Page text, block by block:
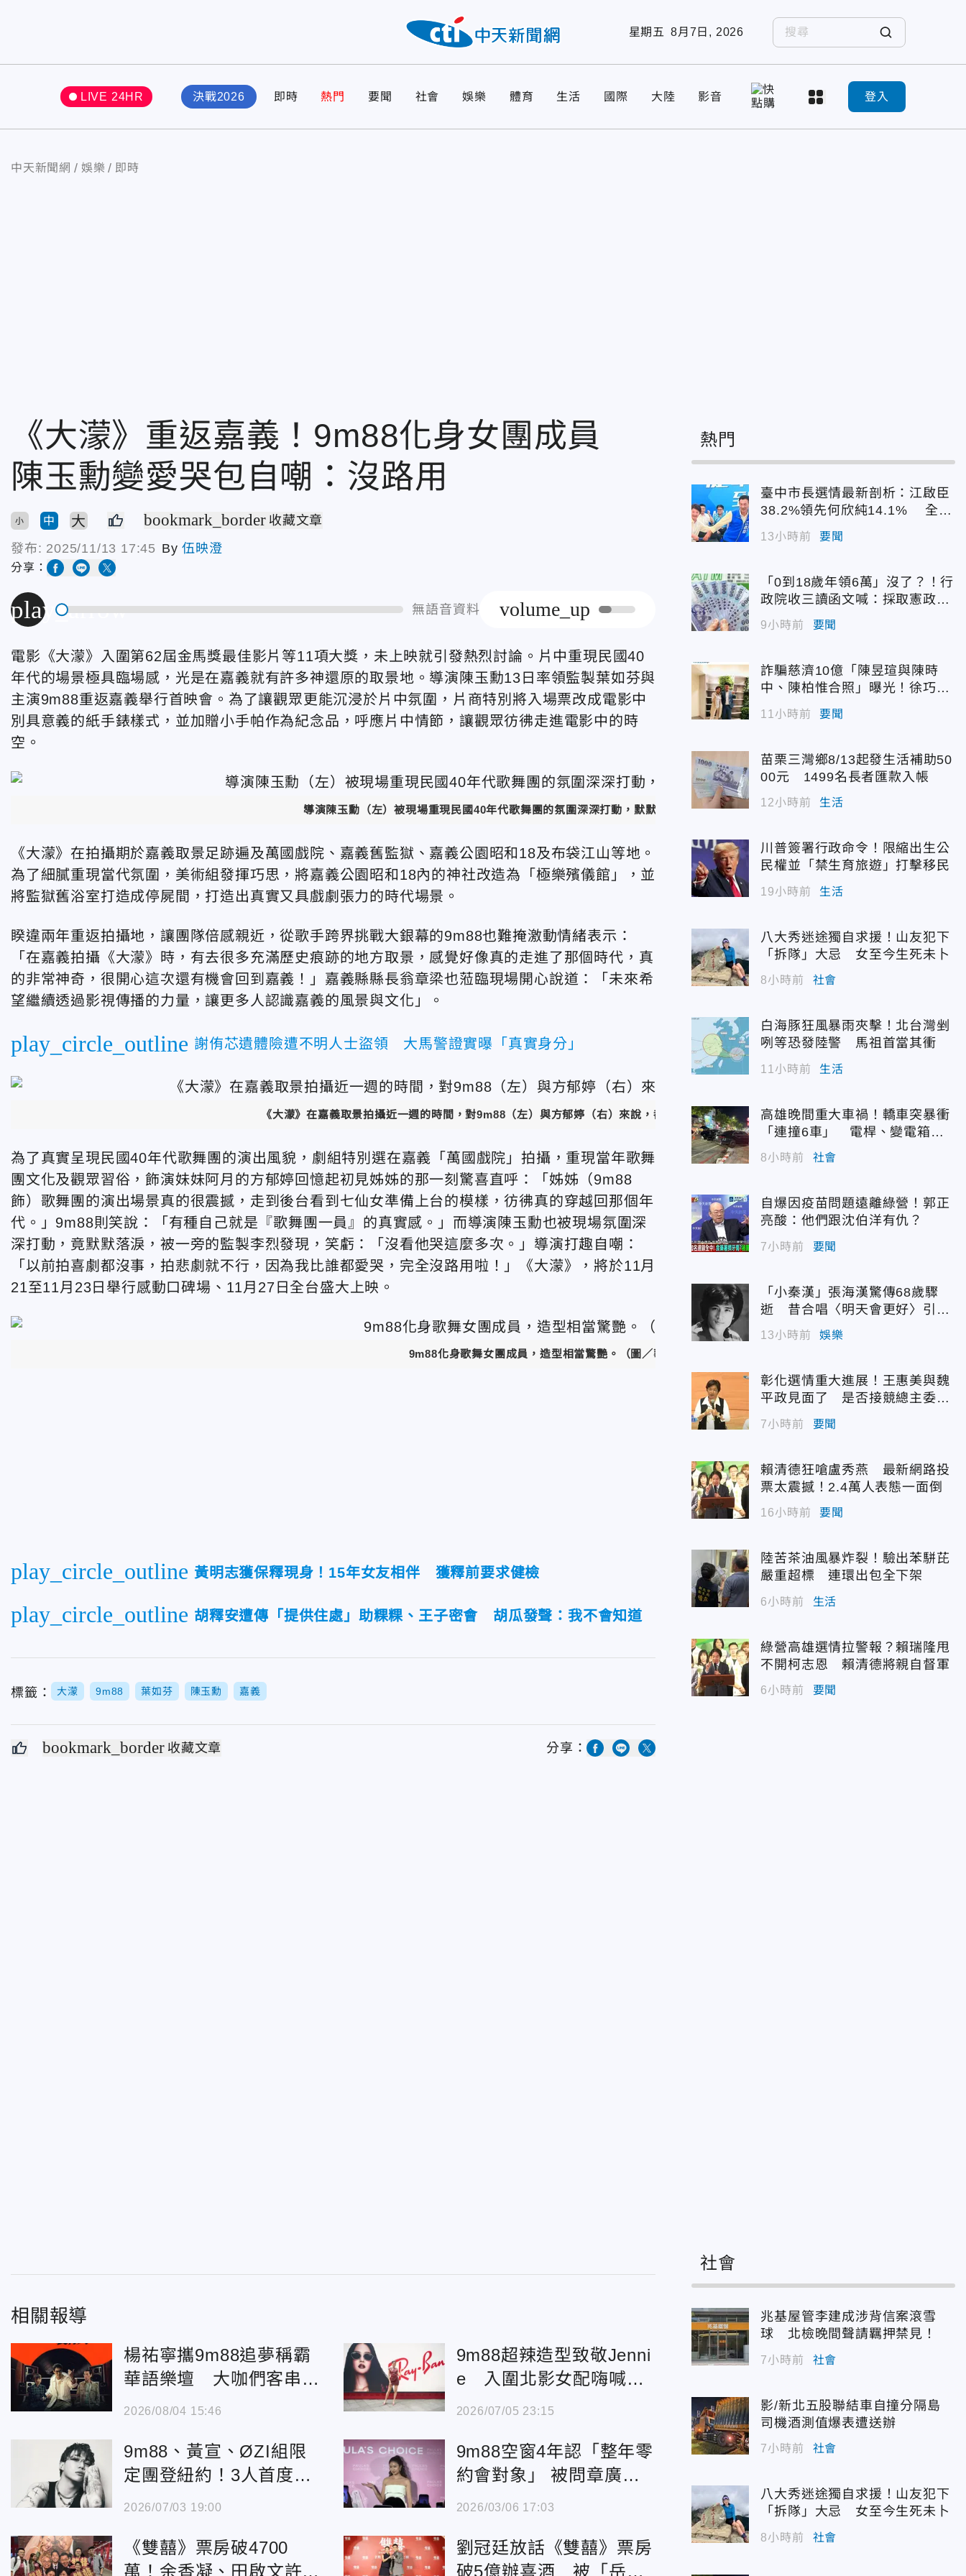
星期五 8月7日, 2026
LIVE 24HR 決戰2026 即時 熱門 要聞 社會 娛樂 體育 生活 國際 大陸 影音 登入
中天新聞網 娛樂 即時
《大濛》重返嘉義！9m88化身女團成員
陳玉勳變愛哭包自嘲：沒路用
小 中 大 bookmark_border 收藏文章
發布: 2025/11/13 17:45 By伍映澄
分享：
play_arrow 無語音資料 volume_up
電影《大濛》入圍第62屆金馬獎最佳影片等11項大獎，未上映就引發熱烈討論。片中重現民國40
年代的場景極具臨場感，光是在嘉義就有許多神還原的取景地。導演陳玉勳13日率領監製葉如芬與
主演9m88重返嘉義舉行首映會。為了讓觀眾更能沉浸於片中氛圍，片商特別將入場票改成電影中
別具意義的紙手錶樣式，並加贈小手帕作為紀念品，呼應片中情節，讓觀眾彷彿走進電影中的時
空。
導演陳玉勳（左）被現場重現民國40年代歌舞團的氛圍深深打動，默默在一旁落淚。（圖／華文創 提供）
《大濛》在拍攝期於嘉義取景足跡遍及萬國戲院、嘉義舊監獄、嘉義公園昭和18及布袋江山等地。
為了細膩重現當代氛圍，美術組發揮巧思，將嘉義公園昭和18內的神社改造為「極樂殯儀館」，並
將監獄舊浴室打造成停屍間，打造出真實又具戲劇張力的時代場景。
睽違兩年重返拍攝地，讓團隊倍感親近，從歌手跨界挑戰大銀幕的9m88也難掩激動情緒表示：
「在嘉義拍攝《大濛》時，有去很多充滿歷史痕跡的地方取景，感覺好像真的走進了那個時代，真
的非常神奇，很開心這次還有機會回到嘉義！」嘉義縣縣長翁章梁也蒞臨現場開心說道：「未來希
望繼續透過影視傳播的力量，讓更多人認識嘉義的風景與文化」。
play_circle_outline 謝侑芯遺體險遭不明人士盜領 大馬警證實曝「真實身分」
《大濛》在嘉義取景拍攝近一週的時間，對9m88（左）與方郁婷（右）來說，都是相當特別的體驗。（圖／華文創 提供）
為了真實呈現民國40年代歌舞團的演出風貌，劇組特別選在嘉義「萬國戲院」拍攝，重現當年歌舞
團文化及觀眾習俗，飾演妹妹阿月的方郁婷回憶起初見姊姊的那一刻驚喜直呼：「姊姊（9m88
飾）歌舞團的演出場景真的很震撼，走到後台看到七仙女準備上台的模樣，彷彿真的穿越回那個年
代。」9m88則笑說：「有種自己就是『歌舞團一員』的真實感。」而導演陳玉勳也被現場氛圍深
深打動，竟默默落淚，被一旁的監製李烈發現，笑虧：「沒看他哭這麼多次。」導演打趣自嘲：
「以前拍喜劇都沒事，拍悲劇就不行，因為我比誰都愛哭，完全沒路用啦！」《大濛》，將於11月
21至11月23日舉行感動口碑場、11月27日全台盛大上映。
9m88化身歌舞女團成員，造型相當驚艷。（圖／華文創 提供）
play_circle_outline 黃明志獲保釋現身！15年女友相伴 獲釋前要求健檢
play_circle_outline 胡釋安遭傳「提供住處」助粿粿、王子密會 胡瓜發聲：我不會知道
標籤： 大濛 9m88 葉如芬 陳玉勳 嘉義
bookmark_border 收藏文章 分享：
相關報導
楊祐寧攜9m88追夢稱霸
華語樂壇 大咖們客串
《接招吧！製作人》8/28
2026/08/04 15:46
9m88超辣造型致敬Jenni
e 入圍北影女配嗨喊
「戰袍準備好了」
2026/07/05 23:15
9m88、黃宣、ØZI組限
定團登紐約！3人首度合
體開唱 彩蛋曝光
2026/07/03 19:00
9m88空窗4年認「整年零
約會對象」 被問章廣辰
再打槍：只當朋友
2026/03/06 17:03
《雙囍》票房破4700
萬！余香凝、田啟文許破
劉冠廷放話《雙囍》票房
破5億辦喜酒 被「岳
熱門
臺中市長選情最新剖析：江啟臣
38.2%領先何欣純14.1% 全世
代支持度全面居首
13小時前 要聞
「0到18歲年領6萬」沒了？！行
政院收三讀函文喊：採取憲政作
為
9小時前 要聞
詐騙慈濟10億「陳昱瑄與陳時
中、陳柏惟合照」曝光！徐巧芯
震撼出手
11小時前 要聞
苗栗三灣鄉8/13起發生活補助50
00元 1499名長者匯款入帳
12小時前 生活
川普簽署行政命令！限縮出生公
民權並「禁生育旅遊」打擊移民
19小時前 生活
八大秀迷途獨自求援！山友犯下
「拆隊」大忌 女至今生死未卜
8小時前 社會
白海豚狂風暴雨夾擊！北台灣剉
咧等恐發陸警 馬祖首當其衝
11小時前 生活
高雄晚間重大車禍！轎車突暴衝
「連撞6車」 電桿、變電箱全
遭殃
8小時前 社會
自爆因疫苗問題遠離綠營！郭正
亮酸：他們跟沈伯洋有仇？
7小時前 要聞
「小秦漢」張海漢驚傳68歲驟
逝 昔合唱〈明天會更好〉引追
13小時前 娛樂
彰化選情重大進展！王惠美與魏
平政見面了 是否接競總主委態
度曝光
7小時前 要聞
賴清德狂嗆盧秀燕 最新網路投
票太震撼！2.4萬人表態一面倒
16小時前 要聞
陸苦茶油風暴炸裂！驗出苯駢芘
嚴重超標 連環出包全下架
6小時前 生活
綠營高雄選情拉警報？賴瑞隆甩
不開柯志恩 賴清德將親自督軍
6小時前 要聞
社會
兆基屋管李建成涉背信案滾雪
球 北檢晚間聲請羈押禁見！
7小時前 社會
影/新北五股聯結車自撞分隔島
司機酒測值爆表遭送辦
7小時前 社會
八大秀迷途獨自求援！山友犯下
「拆隊」大忌 女至今生死未卜
8小時前 社會